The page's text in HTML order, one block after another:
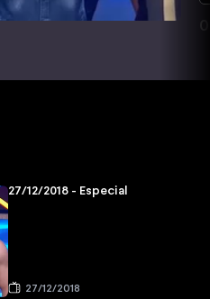
27/12/2018 - Especial
27/12/2018